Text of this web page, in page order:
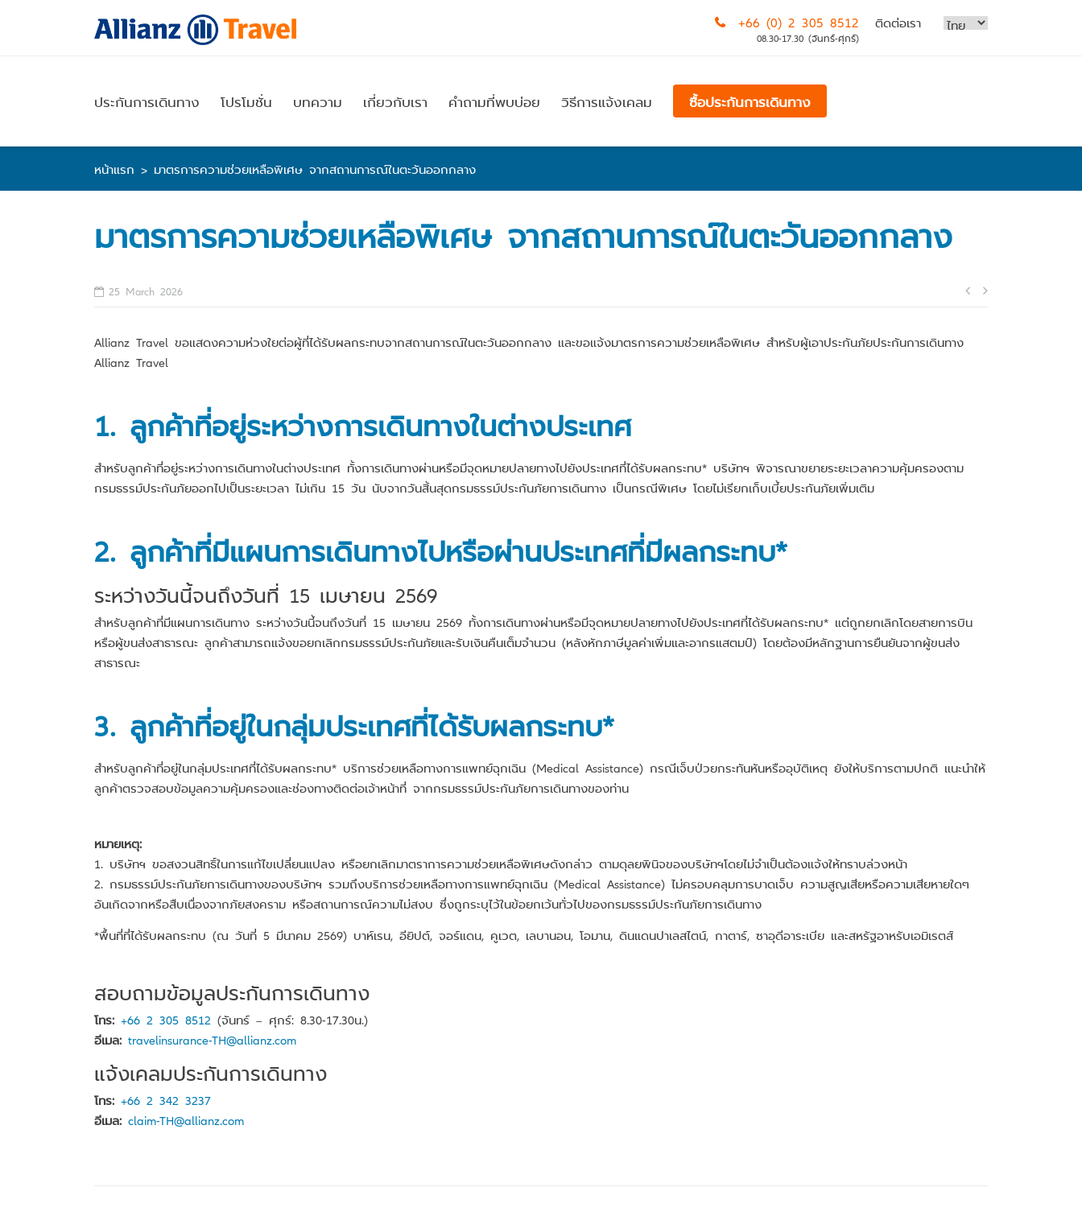
+66 (0) 2 305 8512
08.30-17.30 (จันทร์-ศุกร์)
ติดต่อเรา
ประกันการเดินทาง โปรโมชั่น บทความ เกี่ยวกับเรา คำถามที่พบบ่อย วิธีการแจ้งเคลม ซื้อประกันการเดินทาง
หน้าแรก > มาตรการความช่วยเหลือพิเศษ จากสถานการณ์ในตะวันออกกลาง
มาตรการความช่วยเหลือพิเศษ จากสถานการณ์ในตะวันออกกลาง
25 March 2026
Post
Allianz Travel ขอแสดงความห่วงใยต่อผู้ที่ได้รับผลกระทบจากสถานการณ์ในตะวันออกกลาง และขอแจ้งมาตรการความช่วยเหลือพิเศษ สำหรับผู้เอาประกันภัยประกันการเดินทาง
Allianz Travel
1. ลูกค้าที่อยู่ระหว่างการเดินทางในต่างประเทศ
สำหรับลูกค้าที่อยู่ระหว่างการเดินทางในต่างประเทศ ทั้งการเดินทางผ่านหรือมีจุดหมายปลายทางไปยังประเทศที่ได้รับผลกระทบ* บริษัทฯ พิจารณาขยายระยะเวลาความคุ้มครองตาม
กรมธรรม์ประกันภัยออกไปเป็นระยะเวลา ไม่เกิน 15 วัน นับจากวันสิ้นสุดกรมธรรม์ประกันภัยการเดินทาง เป็นกรณีพิเศษ โดยไม่เรียกเก็บเบี้ยประกันภัยเพิ่มเติม
2. ลูกค้าที่มีแผนการเดินทางไปหรือผ่านประเทศที่มีผลกระทบ*
ระหว่างวันนี้จนถึงวันที่ 15 เมษายน 2569
สำหรับลูกค้าที่มีแผนการเดินทาง ระหว่างวันนี้จนถึงวันที่ 15 เมษายน 2569 ทั้งการเดินทางผ่านหรือมีจุดหมายปลายทางไปยังประเทศที่ได้รับผลกระทบ* แต่ถูกยกเลิกโดยสายการบิน
หรือผู้ขนส่งสาธารณะ ลูกค้าสามารถแจ้งขอยกเลิกกรมธรรม์ประกันภัยและรับเงินคืนเต็มจำนวน (หลังหักภาษีมูลค่าเพิ่มและอากรแสตมป์) โดยต้องมีหลักฐานการยืนยันจากผู้ขนส่ง
สาธารณะ
3. ลูกค้าที่อยู่ในกลุ่มประเทศที่ได้รับผลกระทบ*
สำหรับลูกค้าที่อยู่ในกลุ่มประเทศที่ได้รับผลกระทบ* บริการช่วยเหลือทางการแพทย์ฉุกเฉิน (Medical Assistance) กรณีเจ็บป่วยกระทันหันหรืออุบัติเหตุ ยังให้บริการตามปกติ แนะนำให้
ลูกค้าตรวจสอบข้อมูลความคุ้มครองและช่องทางติดต่อเจ้าหน้าที่ จากกรมธรรม์ประกันภัยการเดินทางของท่าน
หมายเหตุ:
1. บริษัทฯ ขอสงวนสิทธิ์ในการแก้ไขเปลี่ยนแปลง หรือยกเลิกมาตราการความช่วยเหลือพิเศษดังกล่าว ตามดุลยพินิจของบริษัทฯโดยไม่จำเป็นต้องแจ้งให้ทราบล่วงหน้า
2. กรมธรรม์ประกันภัยการเดินทางของบริษัทฯ รวมถึงบริการช่วยเหลือทางการแพทย์ฉุกเฉิน (Medical Assistance) ไม่ครอบคลุมการบาดเจ็บ ความสูญเสียหรือความเสียหายใดๆ
อันเกิดจากหรือสืบเนื่องจากภัยสงคราม หรือสถานการณ์ความไม่สงบ ซึ่งถูกระบุไว้ในข้อยกเว้นทั่วไปของกรมธรรม์ประกันภัยการเดินทาง
*พื้นที่ที่ได้รับผลกระทบ (ณ วันที่ 5 มีนาคม 2569) บาห์เรน, อียิปต์, จอร์แดน, คูเวต, เลบานอน, โอมาน, ดินแดนปาเลสไตน์, กาตาร์, ซาอุดีอาระเบีย และสหรัฐอาหรับเอมิเรตส์
สอบถามข้อมูลประกันการเดินทาง
โทร: +66 2 305 8512 (จันทร์ – ศุกร์: 8.30-17.30น.)
อีเมล: travelinsurance-TH@allianz.com
แจ้งเคลมประกันการเดินทาง
โทร: +66 2 342 3237
อีเมล: claim-TH@allianz.com